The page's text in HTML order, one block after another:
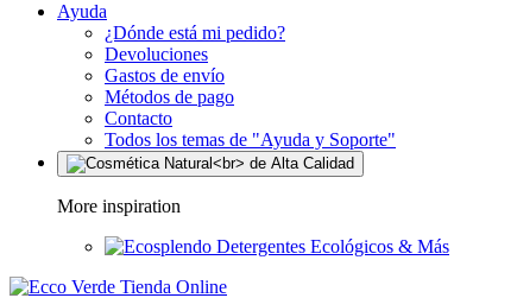
Ayuda
¿Dónde está mi pedido?
Devoluciones
Gastos de envío
Métodos de pago
Contacto
Todos los temas de "Ayuda y Soporte"
More inspiration
Detergentes Ecológicos & Más